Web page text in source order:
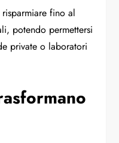
fino al
potendo permettersi
private o laboratori